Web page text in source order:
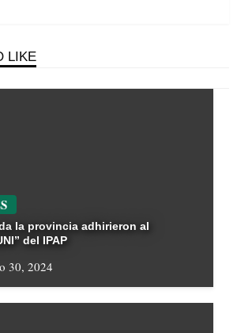
LIKE
la provincia adhirieron al
del IPAP
30, 2024